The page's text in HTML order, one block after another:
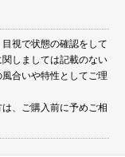
視で状態の確認をして
しましては記載のない
合いや特性としてご理
、ご購入前に予めご相